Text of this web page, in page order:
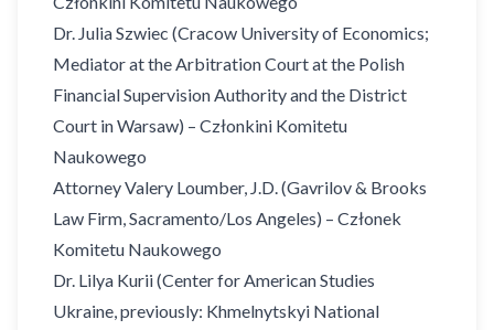
Dr. Julia Szwiec (Cracow University of Economics;
Mediator at the Arbitration Court at the Polish
Financial Supervision Authority and the District
Court in Warsaw) – Członkini Komitetu
Naukowego
Attorney Valery Loumber, J.D. (Gavrilov & Brooks
Law Firm, Sacramento/Los Angeles) – Członek
Komitetu Naukowego
Dr. Lilya Kurii (Center for American Studies
Ukraine, previously: Khmelnytskyi National